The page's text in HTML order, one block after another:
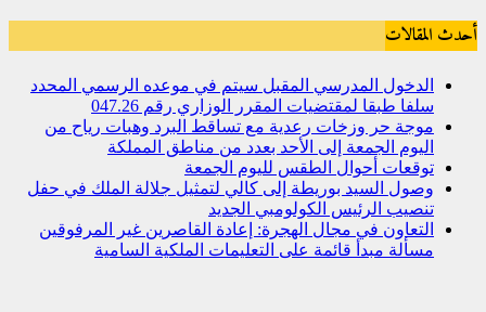
أحدث المقالات
الدخول المدرسي المقبل سیتم في موعده الرسمي المحدد
سلفا طبقا لمقتضیات المقرر الوزاري رقم 047.26
موجة حر وزخات رعدية مع تساقط البرد وهبات رياح من
اليوم الجمعة إلى الأحد بعدد من مناطق المملكة
توقعات أحوال الطقس لليوم الجمعة
وصول السيد بوريطة إلى كالي لتمثيل جلالة الملك في حفل
تنصيب الرئيس الكولومبي الجديد
التعاون في مجال الهجرة: إعادة القاصرين غير المرفوقين
مسألة مبدأ قائمة على التعليمات الملكية السامية